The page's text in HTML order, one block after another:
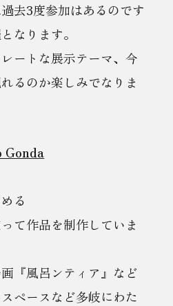
去3度参加はあるのです
なります。
ートな展示テーマ、今
るのか楽しみでなりま
Gonda
る
て作品を制作していま
『風呂ンティア』など
ペースなど多岐にわた